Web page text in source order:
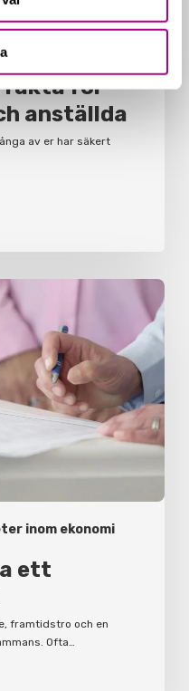
inom lön
för
anställda
av er har säkert
inom ekonomi
ett
framtidstro och en
Ofta…